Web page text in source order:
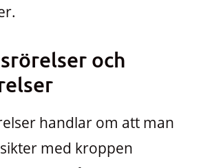
och
handlar om att man
med kroppen